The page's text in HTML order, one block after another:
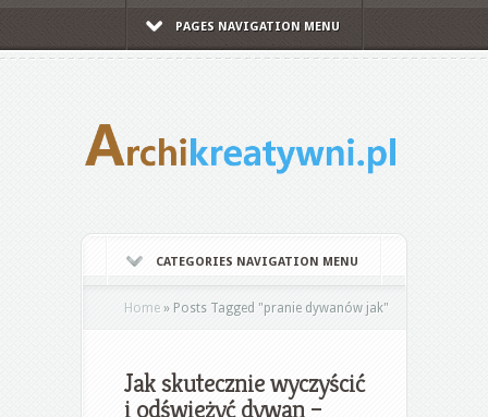
PAGES NAVIGATION MENU
CATEGORIES NAVIGATION MENU
Home » Posts Tagged "pranie dywanów jak"
Jak skutecznie wyczyścić
i odświeżyć dywan –